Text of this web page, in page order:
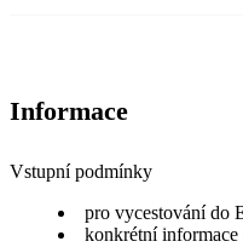
Informace
Vstupní podmínky
pro vycestování do
konkrétní informace